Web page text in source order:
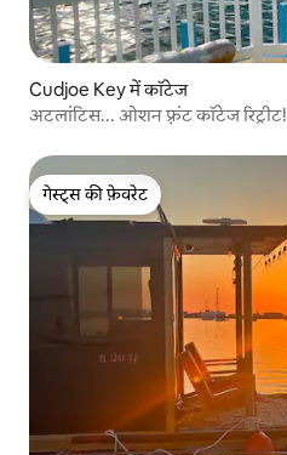
Cudjoe Key में कॉटेज
अटलांटिस... ओशन फ़्रंट कॉटेज रिट्रीट!
गेस्ट्स की फ़ेवरेट
गेस्ट्स की फ़ेवरेट